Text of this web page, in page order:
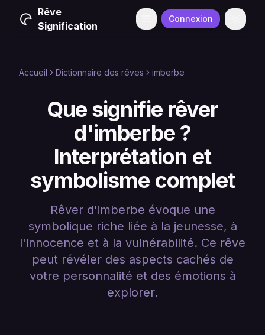
Rêve
Signification
Menu Connexion
Accueil Dictionnaire des rêves imberbe
Que signifie rêver
d'imberbe ?
Interprétation et
symbolisme complet
Rêver d'imberbe évoque une
symbolique riche liée à la jeunesse, à
l'innocence et à la vulnérabilité. Ce rêve
peut révéler des aspects cachés de
votre personnalité et des émotions à
explorer.